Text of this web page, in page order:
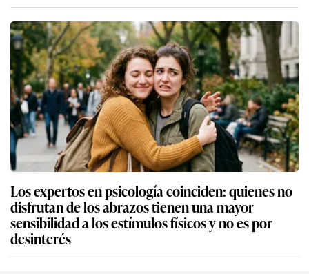
Los expertos en psicología coinciden: quienes no
disfrutan de los abrazos tienen una mayor
sensibilidad a los estímulos físicos y no es por
desinterés